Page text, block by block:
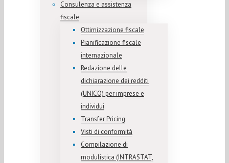
Consulenza e assistenza
fiscale
Ottimizzazione fiscale
Pianificazione fiscale
internazionale
Redazione delle
dichiarazione dei redditi
(UNICO) per imprese e
individui
Transfer Pricing
Visti di conformità
Compilazione di
modulistica (INTRASTAT,